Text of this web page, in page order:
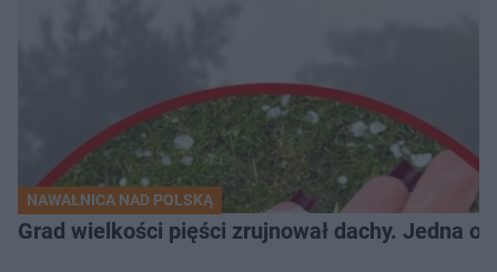
NAWAŁNICA NAD POLSKĄ
Grad wielkości pięści zrujnował dachy. Jedna